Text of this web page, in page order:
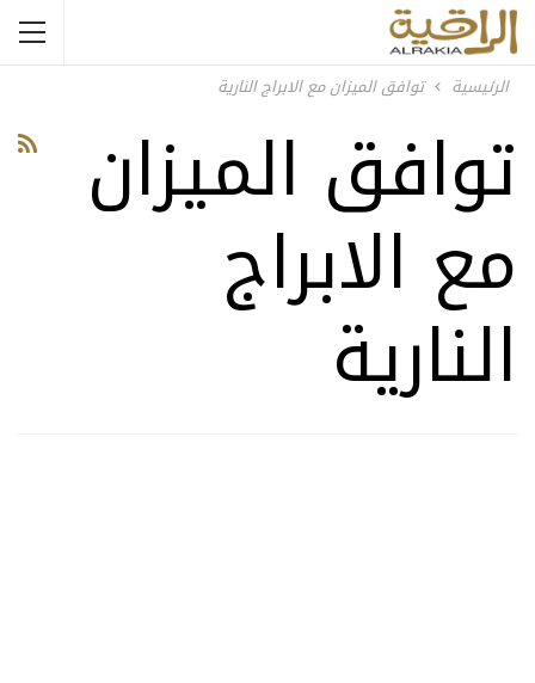
الرئيسية توافق الميزان مع الابراج النارية
توافق الميزان
مع الابراج
النارية